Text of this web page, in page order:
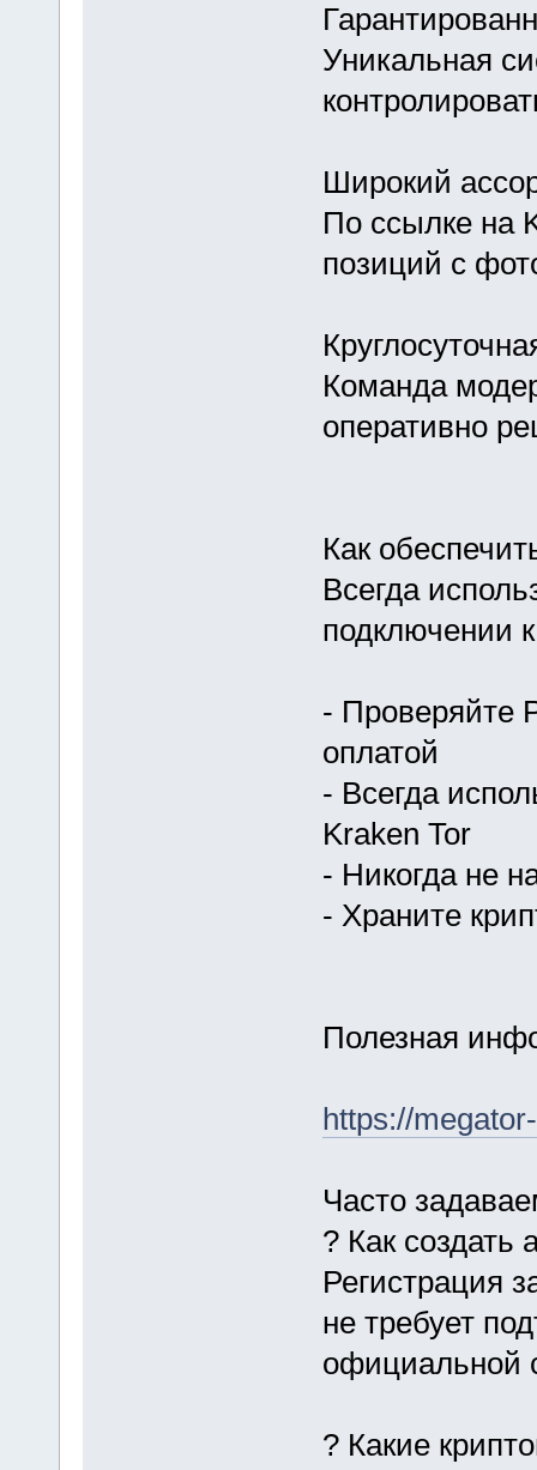
Уникальная
Широкий
По ссылке на
позиций с
Команда
оперативно
Как
Всегда
подключении
- Проверяйте
оплатой
- Всегда
Kraken Tor
- Никогда не
- Храните
Полезная
https://
Часто
? Как создать
Регистрация
не требует
официальной
? Какие